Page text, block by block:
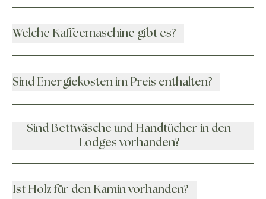
Welche Kaffeemaschine gibt es?
Sind Energiekosten im Preis enthalten?
Sind Bettwäsche und Handtücher in den
Lodges vorhanden?
Ist Holz für den Kamin vorhanden?